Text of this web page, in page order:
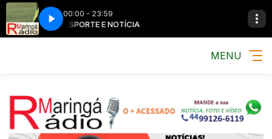
00:00 - 23:59
MÚSICA, ESPORTE E NOTÍCIA MÚSICA,
MENU